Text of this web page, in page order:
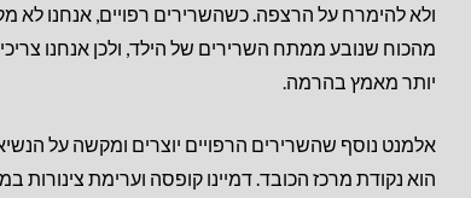
ולא להימרח על הרצפה. כשהשרירים רפויים, אנחנו לא
מהכוח שנובע ממתח השרירים של הילד, ולכן אנחנו
יותר מאמץ בהרמה.
אלמנט נוסף שהשרירים הרפויים יוצרים ומקשה על
הוא נקודת מרכז הכובד. דמיינו קופסה וערימת צינורות